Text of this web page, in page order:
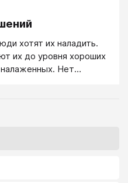
является «тип
(социотип).
хотят их наладить.
их до уровня хороших
Нет